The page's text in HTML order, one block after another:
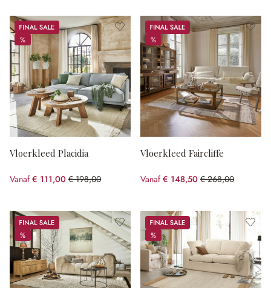
Sale
%
%
Vloerkleed Placidia
Vanaf € 111,00 € 198,00
(43.94% gespart)
Sale
%
%
Vloerkleed Faircliffe
Vanaf € 148,50 € 268,00
(44.59% gespart)
Sale
%
%
Sale
%
%